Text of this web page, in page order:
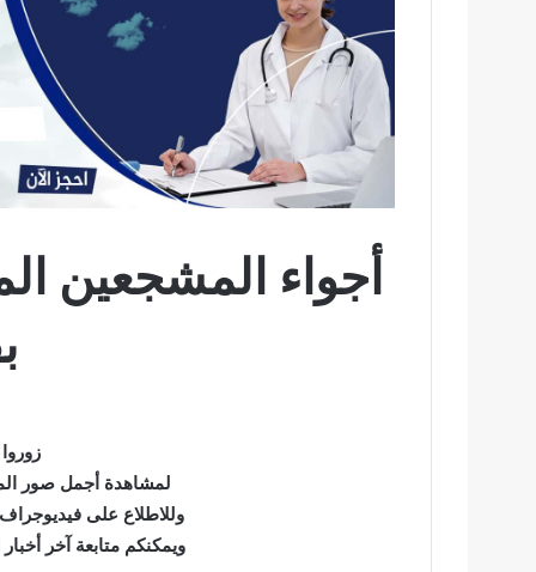
أجواء المشجعين
لمشاهدة أجمل صور
وللاطلاع على
ويمكنكم متابعة آخر